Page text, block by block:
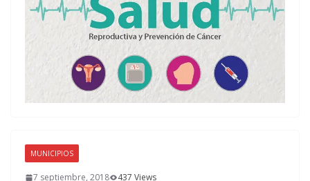
MUNICIPIOS
7 septiembre, 2018 437 Views